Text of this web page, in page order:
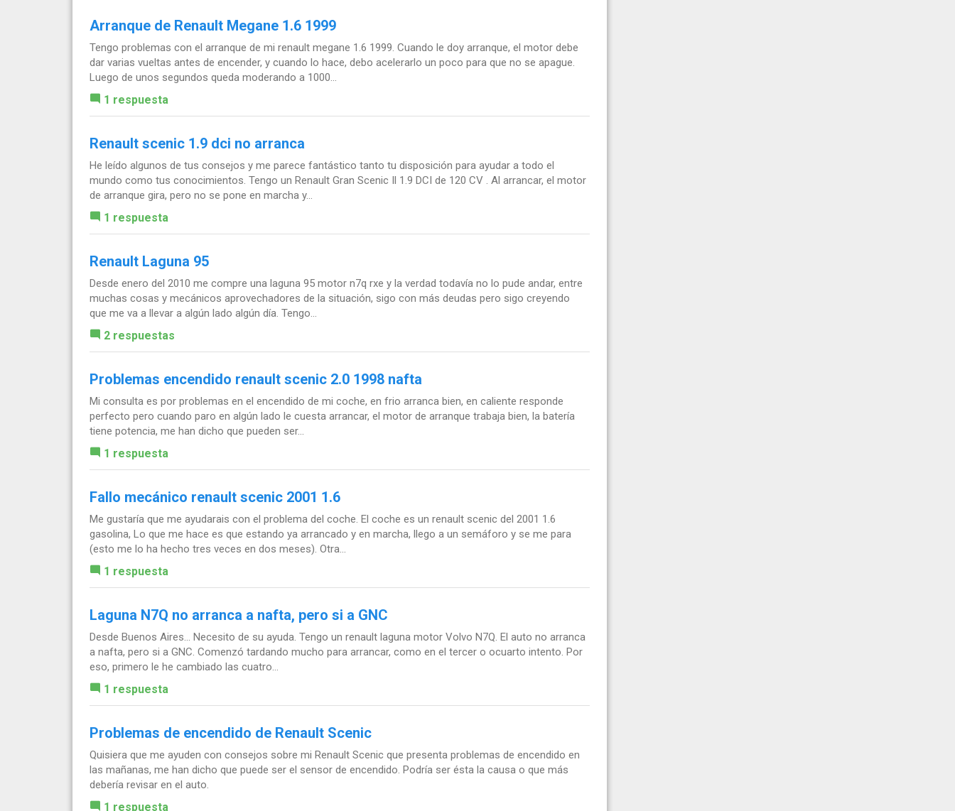
Arranque de Renault Megane 1.6 1999
Tengo problemas con el arranque de mi renault megane 1.6 1999. Cuando le doy arranque, el motor debe
dar varias vueltas antes de encender, y cuando lo hace, debo acelerarlo un poco para que no se apague.
Luego de unos segundos queda moderando a 1000...
1 respuesta
Renault scenic 1.9 dci no arranca
He leído algunos de tus consejos y me parece fantástico tanto tu disposición para ayudar a todo el
mundo como tus conocimientos. Tengo un Renault Gran Scenic Il 1.9 DCI de 120 CV . Al arrancar, el motor
de arranque gira, pero no se pone en marcha y...
1 respuesta
Renault Laguna 95
Desde enero del 2010 me compre una laguna 95 motor n7q rxe y la verdad todavía no lo pude andar, entre
muchas cosas y mecánicos aprovechadores de la situación, sigo con más deudas pero sigo creyendo
que me va a llevar a algún lado algún día. Tengo...
2 respuestas
Problemas encendido renault scenic 2.0 1998 nafta
Mi consulta es por problemas en el encendido de mi coche, en frio arranca bien, en caliente responde
perfecto pero cuando paro en algún lado le cuesta arrancar, el motor de arranque trabaja bien, la batería
tiene potencia, me han dicho que pueden ser...
1 respuesta
Fallo mecánico renault scenic 2001 1.6
Me gustaría que me ayudarais con el problema del coche. El coche es un renault scenic del 2001 1.6
gasolina, Lo que me hace es que estando ya arrancado y en marcha, llego a un semáforo y se me para
(esto me lo ha hecho tres veces en dos meses). Otra...
1 respuesta
Laguna N7Q no arranca a nafta, pero si a GNC
Desde Buenos Aires... Necesito de su ayuda. Tengo un renault laguna motor Volvo N7Q. El auto no arranca
a nafta, pero si a GNC. Comenzó tardando mucho para arrancar, como en el tercer o ocuarto intento. Por
eso, primero le he cambiado las cuatro...
1 respuesta
Problemas de encendido de Renault Scenic
Quisiera que me ayuden con consejos sobre mi Renault Scenic que presenta problemas de encendido en
las mañanas, me han dicho que puede ser el sensor de encendido. Podría ser ésta la causa o que más
debería revisar en el auto.
1 respuesta